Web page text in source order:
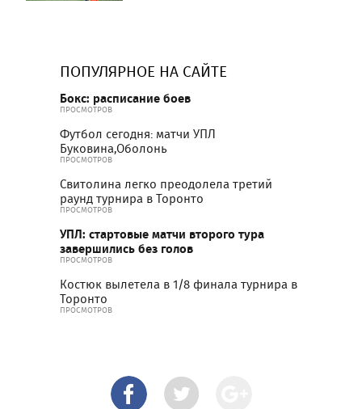
ПОПУЛЯРНОЕ НА САЙТЕ
Бокс: расписание боев
ПРОСМОТРОВ
Футбол сегодня: матчи УПЛ
Буковина,Оболонь
ПРОСМОТРОВ
Свитолина легко преодолела третий
раунд турнира в Торонто
ПРОСМОТРОВ
УПЛ: стартовые матчи второго тура
завершились без голов
ПРОСМОТРОВ
Костюк вылетела в 1/8 финала турнира в
Торонто
ПРОСМОТРОВ